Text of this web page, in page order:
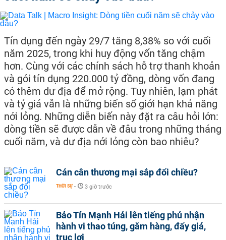
Tín dụng đến ngày 29/7 tăng 8,38% so với cuối
năm 2025, trong khi huy động vốn tăng chậm
hơn. Cùng với các chính sách hỗ trợ thanh khoản
và gói tín dụng 220.000 tỷ đồng, dòng vốn đang
có thêm dư địa để mở rộng. Tuy nhiên, lạm phát
và tỷ giá vẫn là những biến số giới hạn khả năng
nới lỏng. Những diễn biến này đặt ra câu hỏi lớn:
dòng tiền sẽ được dẫn về đâu trong những tháng
cuối năm, và dư địa nới lỏng còn bao nhiêu?
Cán cân thương mại sắp đổi chiều?
THỜI SỰ - 3 giờ trước
Bảo Tín Mạnh Hải lên tiếng phủ nhận
hành vi thao túng, găm hàng, đẩy giá,
trục lợi